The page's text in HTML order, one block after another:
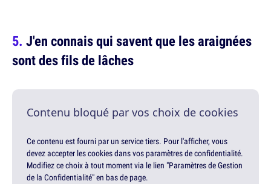
J'en connais qui savent que les araignées
sont des fils de lâches
Contenu bloqué par vos choix de cookies
Ce contenu est fourni par un service tiers. Pour l'afficher, vous
devez accepter les cookies dans vos paramètres de confidentialité.
Modifiez ce choix à tout moment via le lien "Paramètres de Gestion
de la Confidentialité" en bas de page.